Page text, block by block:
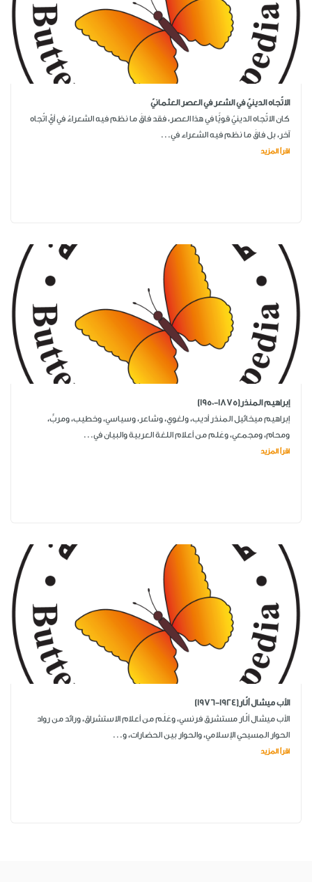
الاتّجاه الدينيّ في الشعر في العصر العثمانيّ
كان الاتّجاه الدينيّ قويًّا في هذا العصر، فقد فاقَ ما نظم فيه الشعراءُ في أيِّ اتّجاه
آخر، بل فاقَ ما نظم فيه الشعراء في...
اقرأ المزيد
إبراهيم المنذر(1875-1950)
إبراهيم ميخائيل المنذر أديب، ولغوي، وشاعر، وسياسي، وخطيب، ومربٍّ،
ومحام، ومجمعي، وعَلم من أعلام اللغة العربية والبيان في...
اقرأ المزيد
الأب ميشال ألّار(1924-1976)
الأب ميشال ألّار مستشرق فرنسي، وعَلَم من أعلام الاستشراق، ورائد من رواد
الحوار المسيحي الإسلامي، والحوار بين الحضارات، و...
اقرأ المزيد